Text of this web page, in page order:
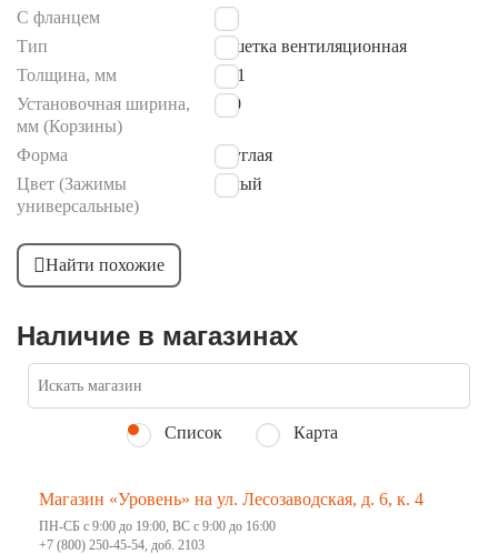
С фланцем
Да
Тип
решетка вентиляционная
Толщина, мм
23.1
Установочная ширина,
мм (Корзины)
100
Форма
круглая
Цвет (Зажимы
универсальные)
белый
Найти похожие
Наличие в магазинах
Список Карта
Магазин «Уровень» на ул. Лесозаводская, д. 6, к. 4
ПН-СБ с 9:00 до 19:00, ВС с 9:00 до 16:00
+7 (800) 250-45-54, доб. 2103